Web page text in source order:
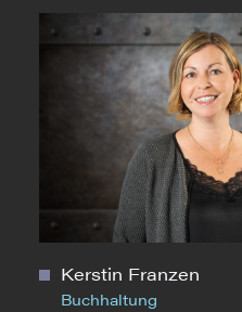
Kerstin Franzen
Buchhaltung